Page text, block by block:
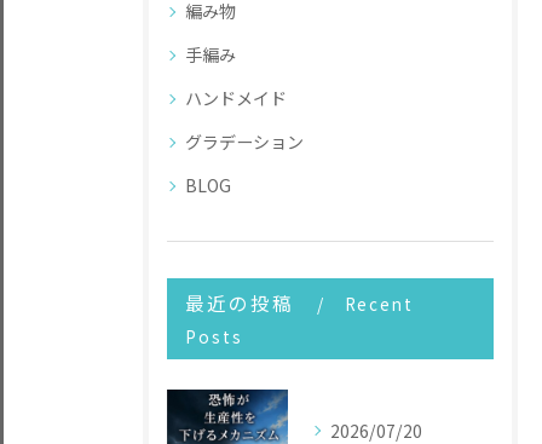
編み物
手編み
ハンドメイド
グラデーション
BLOG
最近の投稿
Recent
Posts
2026/07/20